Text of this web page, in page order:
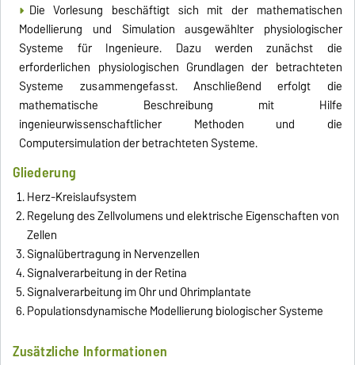
Die Vorlesung beschäftigt sich mit der mathematischen
Modellierung und Simulation ausgewählter physiologischer
Systeme für Ingenieure. Dazu werden zunächst die
erforderlichen physiologischen Grundlagen der betrachteten
Systeme zusammengefasst. Anschließend erfolgt die
mathematische Beschreibung mit Hilfe
ingenieurwissenschaftlicher Methoden und die
Computersimulation der betrachteten Systeme.
Gliederung
Herz-Kreislaufsystem
Regelung des Zellvolumens und elektrische Eigenschaften von
Zellen
Signalübertragung in Nervenzellen
Signalverarbeitung in der Retina
Signalverarbeitung im Ohr und Ohrimplantate
Populationsdynamische Modellierung biologischer Systeme
Zusätzliche Informationen